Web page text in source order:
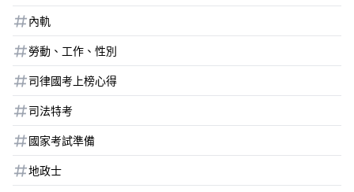
內軌
勞動、工作、性別
司律國考上榜心得
司法特考
國家考試準備
地政士